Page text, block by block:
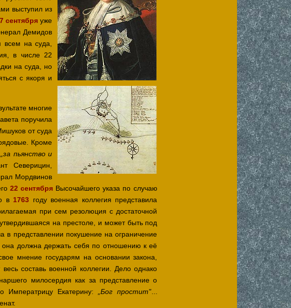
выступил из
7 сентября уже
Демидов
всем на суда,
в числе 22
на суда, но
с якоря и
многие
поручила
от суда
Кроме
„за пьянство и
Северицин,
Мордвинов
22 сентября Высочайшего указа по случаю
в 1763 году военная коллегия представила
при сем резолюция с достаточной
на престоле, и может быть под
в представлении покушение на ограничение
она должна держать себя по отношению к её
мнение государям на основании закона,
составь военной коллегии. Дело однако
милосердия как за представление о
Императрицу Екатерину: „Бог простит"...